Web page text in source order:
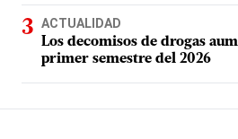
ACTUALIDAD
Los decomisos de drogas
primer semestre del 2026